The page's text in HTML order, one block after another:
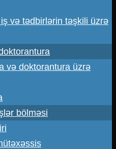
və tədbirlərin təşkili üzrə
və doktorantura üzrə
bölməsi